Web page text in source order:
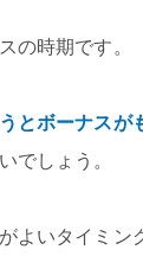
の時期です。
とボーナスが
でしょう。
よいタイミン